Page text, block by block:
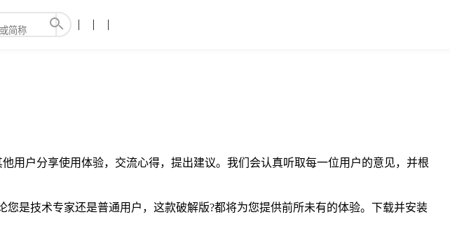
用户分享使用体验，交流心得，提出建议。我们会认真听取每一位用户的意见，并根
是技术专家还是普通用户，这款破解版?都将为您提供前所未有的体验。下载并安装